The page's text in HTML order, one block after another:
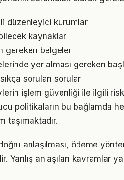
düzenleyici kurumlar
kaynaklar
gereken belgeler
yer alması gereken
sorulan sorular
işlem güvenliği ile ilgili
politikaların bu bağlamda
taşımaktadır.
anlaşılması, ödeme
Yanlış anlaşılan kavramlar